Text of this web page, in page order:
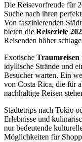
Die Reisevorfreude für
Suche nach ihren
Von faszinierenden
bieten die Reiseziele
Reisenden höher
Exotische Traumreisen
idyllische Strände und
Besucher warten. Ein
von Costa Rica, die für
nachhaltige Reisen
Städtetrips nach Tokio
Erlebnisse und
nur bedeutende
Möglichkeiten für